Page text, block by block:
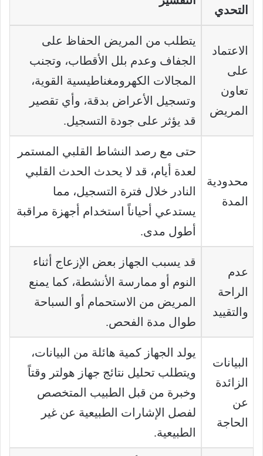
التحدي
الاعتماد
على
تعاون
المريض
يتطلب من المريض الحفاظ على
الجفاف وعدم بلل الأقطاب، وتجنب
المجالات الكهرومغناطيسية القوية،
وتسجيل الأعراض بدقة، وأي تقصير
قد يؤثر على جودة التسجيل.
محدودية
المدة
حتى مع رصد النشاط القلبي المستمر
لعدة أيام، قد لا يحدث الحدث القلبي
النادر خلال فترة التسجيل، مما
يستدعي أحياناً استخدام أجهزة مراقبة
أطول مدى.
عدم
الراحة
والتقييد
قد يسبب الجهاز بعض الإزعاج أثناء
النوم أو ممارسة الأنشطة، كما يمنع
المريض من الاستحمام أو السباحة
طوال مدة الفحص.
البيانات
الزائدة
عن
الحاجة
يولد الجهاز كمية هائلة من البيانات،
ويتطلب تحليل نتائج جهاز هولتر وقتاً
وخبرة من قبل الطبيب المتخصص
لفصل الإشارات الطبيعية عن غير
الطبيعية.